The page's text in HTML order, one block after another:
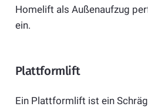
Homelift als Außenaufzug
ein.
Plattformlift
Ein Plattformlift ist ein